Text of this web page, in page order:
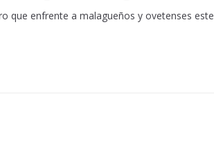
que enfrente a malagueños y ovetenses este